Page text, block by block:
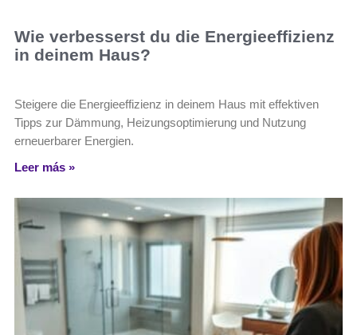
Wie verbesserst du die Energieeffizienz
in deinem Haus?
Steigere die Energieeffizienz in deinem Haus mit effektiven
Tipps zur Dämmung, Heizungsoptimierung und Nutzung
erneuerbarer Energien.
Leer más »